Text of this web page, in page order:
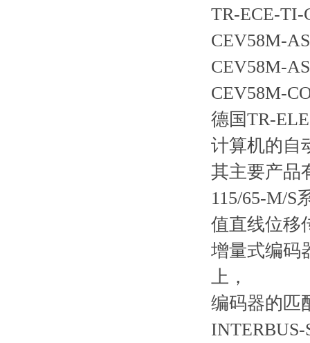
TR-ECE-TI-
CEV58M-
CEV58M-
CEV58M-
德国TR-
计算机的自
其主要产品
115/65-M/S
值直线位移
增量式编码
上，
编码器的匹